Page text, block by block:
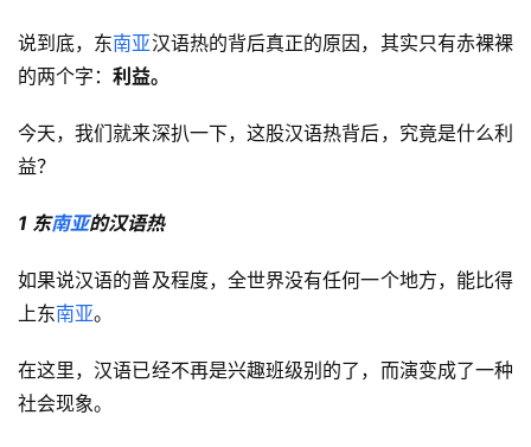
说到底，东南亚汉语热的背后真正的原因，其实只有赤裸裸
的两个字： 利益。
今天，我们就来深扒一下，这股汉语热背后，究竟是什么利
益？
1 东南亚的汉语热
如果说汉语的普及程度，全世界没有任何一个地方，能比得
上东南亚。
在这里，汉语已经不再是兴趣班级别的了，而演变成了一种
社会现象。